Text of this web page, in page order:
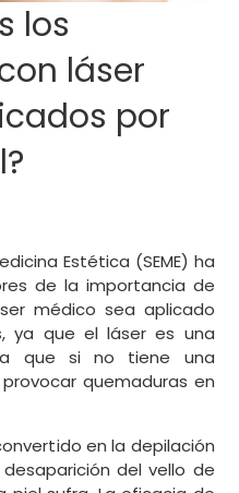
los
láser
por
Estética (SEME) ha
de la importancia de
médico sea aplicado
ya que el láser es una
que si no tiene una
quemaduras en
en la depilación
del vello de